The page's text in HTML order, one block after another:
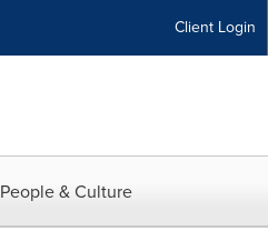
Client Login
People & Culture